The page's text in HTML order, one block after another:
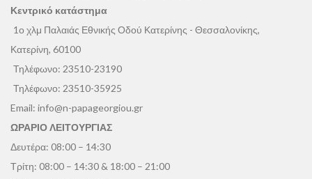
Κεντρικό κατάστημα
1ο χλμ Παλαιάς Εθνικής Οδού Κατερίνης - Θεσσαλονίκης,
Κατερίνη, 60100
Τηλέφωνο: 23510-23190
Τηλέφωνο: 23510-35925
Email: info@n-papageorgiou.gr
ΩΡΑΡΙΟ ΛΕΙΤΟΥΡΓΙΑΣ
Δευτέρα: 08:00 – 14:30
Τρίτη: 08:00 – 14:30 & 18:00 – 21:00